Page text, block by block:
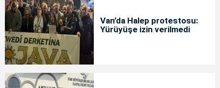
Van’da Halep protestosu:
Yürüyüşe izin verilmedi